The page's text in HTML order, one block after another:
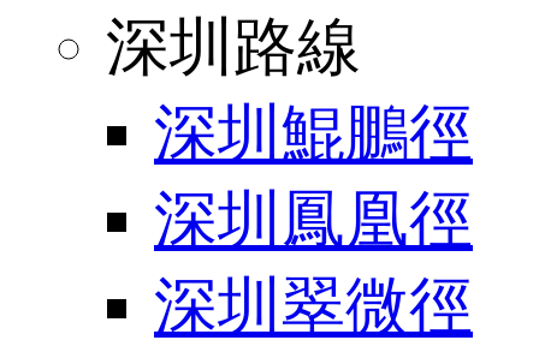
深圳路線
深圳鯤鵬徑
深圳鳳凰徑
深圳翠微徑